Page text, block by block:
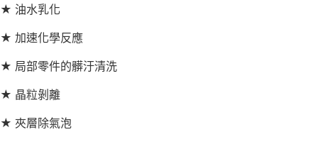
★ 油水乳化
★ 加速化學反應
★ 局部零件的髒汙清洗
★ 晶粒剝離
★ 夾層除氣泡